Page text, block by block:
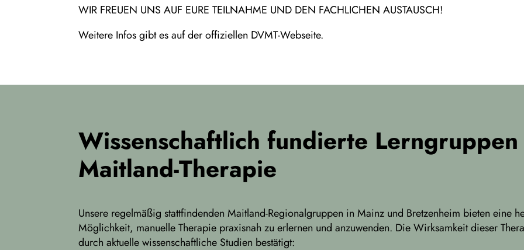
WIR FREUEN UNS AUF EURE TEILNAHME UND DEN FACHLICHEN AUSTAUSCH!
Weitere Infos gibt es auf der offiziellen DVMT-Webseite.
Wissenschaftlich fundierte
Maitland-Therapie
Unsere regelmäßig stattfindenden Maitland-Regionalgruppen in Mainz und Bretzenheim bieten eine
Möglichkeit, manuelle Therapie praxisnah zu erlernen und anzuwenden. Die Wirksamkeit dieser
durch aktuelle wissenschaftliche Studien bestätigt: